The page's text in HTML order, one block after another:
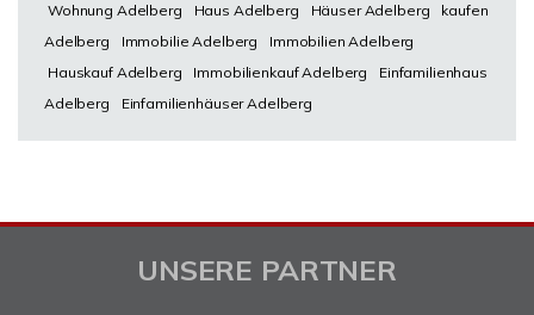
Wohnung Adelberg
Haus Adelberg Häuser Adelberg
kaufen
Adelberg
Immobilie Adelberg
Immobilien Adelberg
Hauskauf Adelberg
Immobilienkauf Adelberg
Einfamilienhaus
Adelberg
Einfamilienhäuser Adelberg
UNSERE PARTNER